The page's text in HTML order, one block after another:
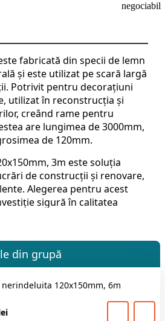
negociabil
fabricată din specii de lemn
și este utilizat pe scară largă
Potrivit pentru decorațiuni
utilizat în reconstrucția și
creând rame pentru
are lungimea de 3000mm,
de 120mm.
3m este soluția
de construcții și renovare,
Alegerea pentru acest
sigură în calitatea
stroimarket.md cu livrare
din grupă
120x150mm, 6m